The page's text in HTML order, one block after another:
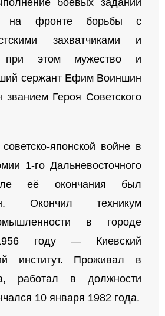
на фронте борьбы с
захватчиками и
при этом мужество и
сержант Ефим Воиншин
Героя Советского
японской войне в
1-го Дальневосточного
её окончания был
Окончил техникум
в городе
году — Киевский
институт. Проживал в
работал в должности
10 января 1982 года.